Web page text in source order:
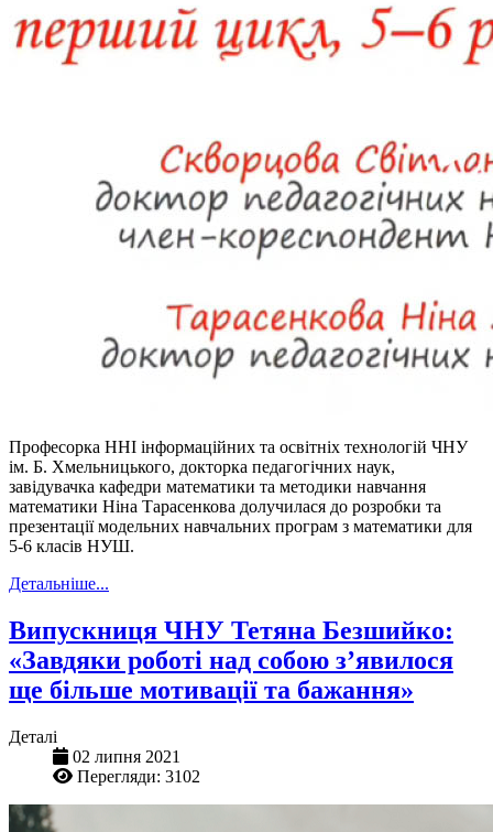
Професорка ННІ інформаційних та освітніх технологій ЧНУ
ім. Б. Хмельницького, докторка педагогічних наук,
завідувачка кафедри математики та методики навчання
математики Ніна Тарасенкова долучилася до розробки та
презентації модельних навчальних програм з математики для
5-6 класів НУШ.
Детальніше...
Випускниця ЧНУ Тетяна Безшийко:
«Завдяки роботі над собою з’явилося
ще більше мотивації та бажання»
Деталі
02 липня 2021
Перегляди: 3102